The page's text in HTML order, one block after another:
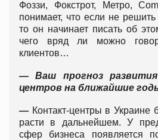
Фоззи, Фокстрот, Метро,
понимает, что если не
то он начинает писать об
чего вряд ли можно
клиентов…
— Ваш прогноз
центров на ближайшие
— Контакт-центры в Украине
расти в дальнейшем. У
сфер бизнеса появляется